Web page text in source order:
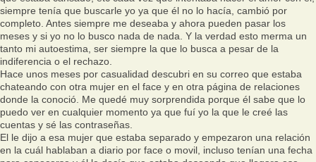
siempre tenía que buscarle yo ya que él no lo hacía, cambió por
completo. Antes siempre me deseaba y ahora pueden pasar los
meses y si yo no lo busco nada de nada. Y la verdad esto merma un
tanto mi autoestima, ser siempre la que lo busca a pesar de la
indiferencia o el rechazo.
Hace unos meses por casualidad descubri en su correo que estaba
chateando con otra mujer en el face y en otra página de relaciones
donde la conoció. Me quedé muy sorprendida porque él sabe que lo
puedo ver en cualquier momento ya que fuí yo la que le creé las
cuentas y sé las contraseñas.
El le dijo a esa mujer que estaba separado y empezaron una relación
en la cuál hablaban a diario por face o movil, incluso tenían una fecha